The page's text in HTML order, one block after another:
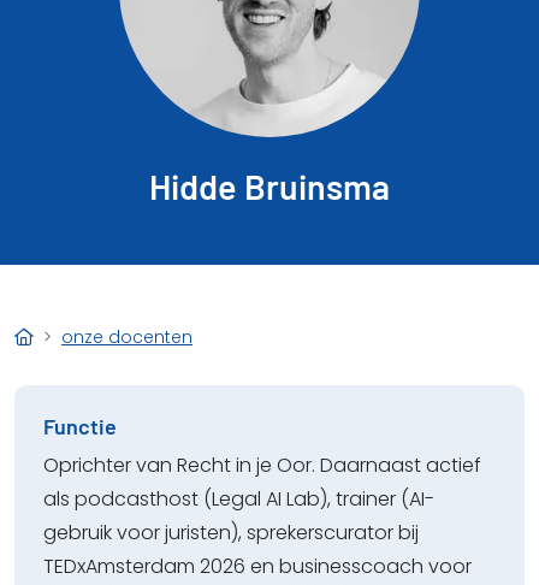
Hidde Bruinsma
onze docenten
Functie
Oprichter van Recht in je Oor. Daarnaast actief
als podcasthost (Legal AI Lab), trainer (AI-
gebruik voor juristen), sprekerscurator bij
TEDxAmsterdam 2026 en businesscoach voor